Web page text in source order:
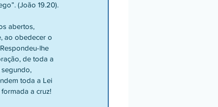
(João 19.20).
abertos,
ao obedecer o
lhe
de toda a
toda a Lei
a cruz!